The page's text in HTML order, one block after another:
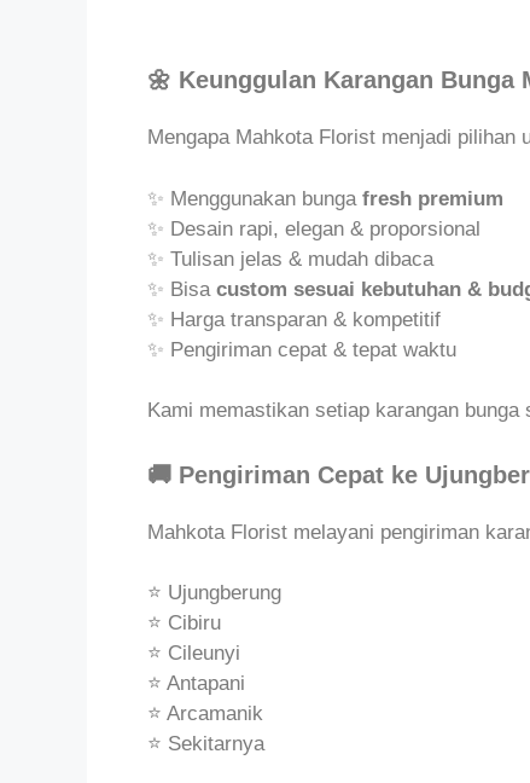
🌼 Keunggulan Karangan Bunga
Mengapa Mahkota Florist menjadi pilihan
✨ Menggunakan bunga fresh premium
✨ Desain rapi, elegan & proporsional
✨ Tulisan jelas & mudah dibaca
✨ Bisa custom sesuai kebutuhan &
✨ Harga transparan & kompetitif
✨ Pengiriman cepat & tepat waktu
Kami memastikan setiap karangan
🚚 Pengiriman Cepat ke
Mahkota Florist melayani pengiriman
⭐ Ujungberung
⭐ Cibiru
⭐ Cileunyi
⭐ Antapani
⭐ Arcamanik
⭐ Sekitarnya